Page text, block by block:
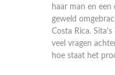
haar man en
geweld
Costa Rica.
veel vragen
hoe staat het